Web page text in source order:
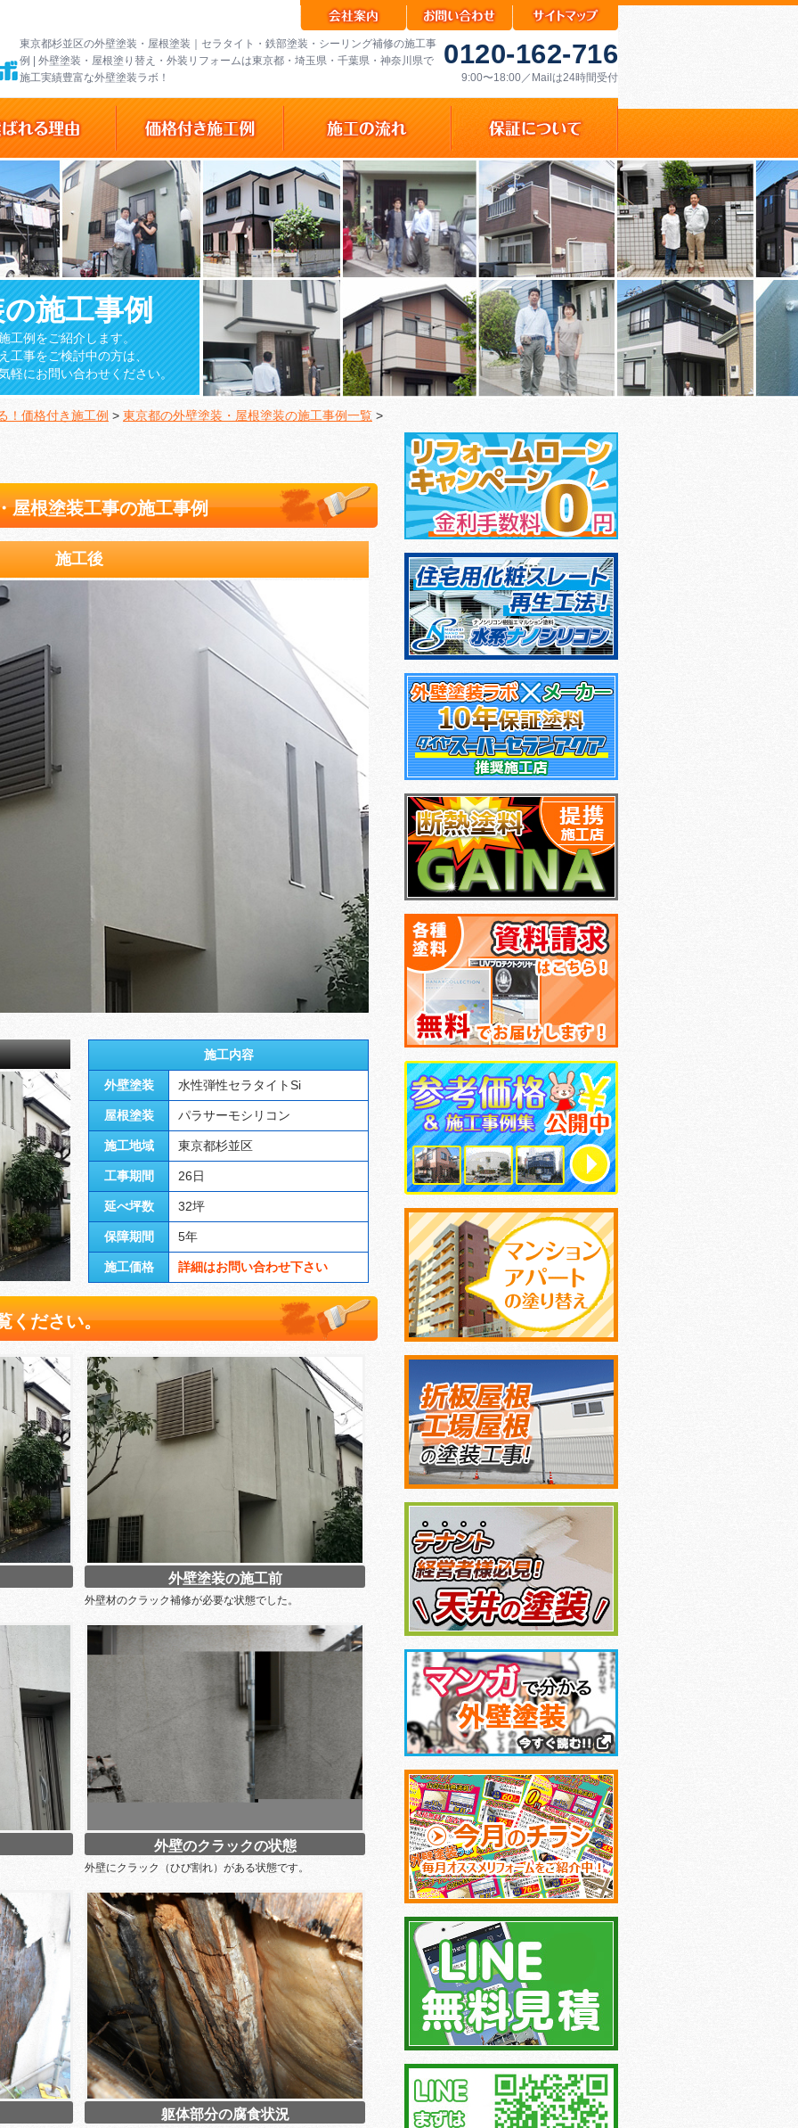
東京都杉並区の外壁塗装・屋根塗装｜セラタイト・鉄部塗装・シーリング補修の施工事
例 | 外壁塗装・屋根塗り替え・外装リフォームは東京都・埼玉県・千葉県・神奈川県で
施工実績豊富な外壁塗装ラボ！
0120-162-716
9:00〜18:00／Mailは24時間受付
施工事例
工例をご紹介します。
工事をご検討中の方は、
軽にお問い合わせください。
！価格付き施工例 > 東京都の外壁塗装・屋根塗装の施工事例一覧 >
屋根塗装工事の施工事例
施工後
施工内容
外壁塗装 水性弾性セラタイトSi
屋根塗装 パラサーモシリコン
施工地域 東京都杉並区
工事期間 26日
延べ坪数 32坪
保障期間 5年
施工価格 詳細はお問い合わせ下さい
ください。
外壁塗装の施工前
外壁材のクラック補修が必要な状態でした。
外壁のクラックの状態
外壁にクラック（ひび割れ）がある状態です。
躯体部分の腐食状況